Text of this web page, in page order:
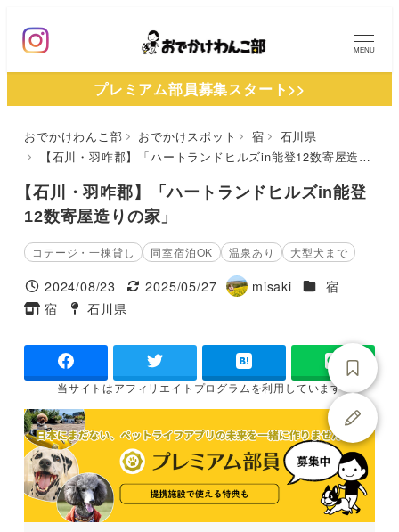
ン
MENU
プレミアム部員募集スタート>>
おでかけわんこ部 おでかけスポット 宿
石川県
【石川・羽咋郡】「ハートランドヒルズin能登12数寄屋造りの家」
【石川・羽咋郡】「ハートランドヒルズin能登
12数寄屋造りの家」
コテージ・一棟貸し 同室宿泊OK 温泉あり 大型犬まで
投稿日
2024/08/23
更新日
2025/05/27
著
misaki 施設ジャンル
宿
タグ
宿
タグ
石川県
- - -
当サイトはアフィリエイトプログラムを利用しています